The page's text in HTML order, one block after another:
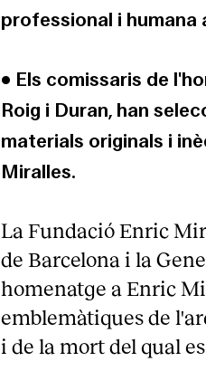
professional i humana
• Els comissaris de
Roig i Duran, han
materials originals i
Miralles.
La Fundació Enric
de Barcelona i la
homenatge a Enric
emblemàtiques de
i de la mort del qual